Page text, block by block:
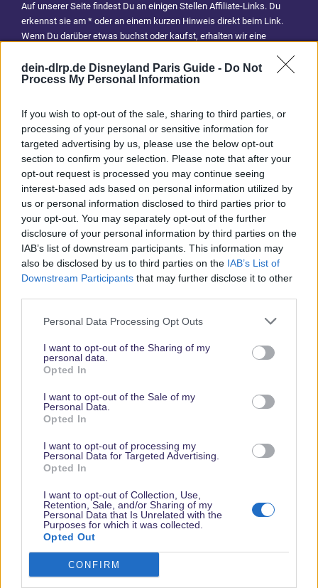
dein-dlrp.de Disneyland Paris Guide - Do Not
Process My Personal Information
If you wish to opt-out of the sale, sharing to third parties, or
processing of your personal or sensitive information for
targeted advertising by us, please use the below opt-out
section to confirm your selection. Please note that after your
opt-out request is processed you may continue seeing
interest-based ads based on personal information utilized by
us or personal information disclosed to third parties prior to
your opt-out. You may separately opt-out of the further
disclosure of your personal information by third parties on the
IAB’s list of downstream participants. This information may
also be disclosed by us to third parties on the IAB’s List of
Downstream Participants that may further disclose it to other
Personal Data Processing Opt Outs
I want to opt-out of the Sharing of my
personal data.
Opted In
I want to opt-out of the Sale of my
Personal Data.
Opted In
I want to opt-out of processing my
Personal Data for Targeted Advertising.
Opted In
I want to opt-out of Collection, Use,
Retention, Sale, and/or Sharing of my
Personal Data that Is Unrelated with the
Purposes for which it was collected.
Opted Out
CONFIRM
Auf unserer Seite findest Du an einigen Stellen Affiliate-Links. Du
erkennst sie am * oder an einem kurzen Hinweis direkt beim Link.
Wenn Du darüber etwas buchst oder kaufst, erhalten wir eine
Du uns, unsere Reiseführer, Tipps und Planungsinhalte weiterhin
kostenlos anzubieten. Vielen Dank für Deine Unterstützung.
Abonniere jetzt unsere magischen News aus den
Parks
Keine Angebote verpassen
Aktuelle News
Spannende Lesetipps
Gratis und jederzeit kündbar
dass Du unsere
Schau
© dein-dlrp | Einige Elemente ©Disney. dein-dlrp ist ein Reiseführer für
Disney Company", "EuroDisney S.C.A." oder deren Tochter- sowie
Partnerunternehmen.